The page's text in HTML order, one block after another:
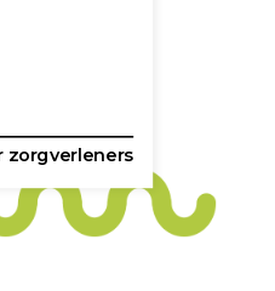
zorgverleners